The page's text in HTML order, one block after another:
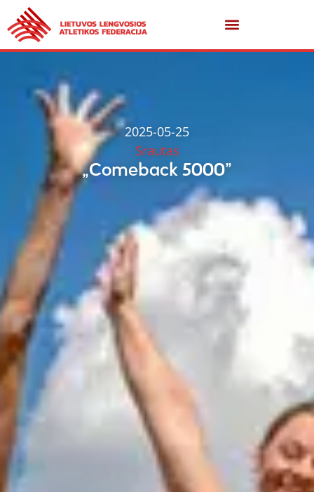
2025-05-25
Srautas
„Comeback 5000”